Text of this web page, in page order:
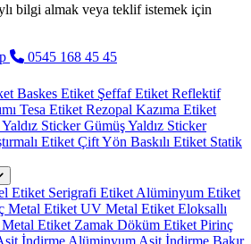
bilgi almak veya teklif istemek için
0545 168 45 45
Baskes Etiket Şeffaf Etiket Reflektif
Tesa Etiket Rezopal Kazıma Etiket
StickerGümüş Yaldız Sticker
Etiket Çift Yön Baskılı Etiket Statik
Etiket Serigrafi Etiket Alüminyum Etiket
Metal Etiket UV Metal Etiket Eloksallı
Metal Etiket Zamak Döküm Etiket Pirinç
İndirme Alüminyum Asit İndirme Bakır